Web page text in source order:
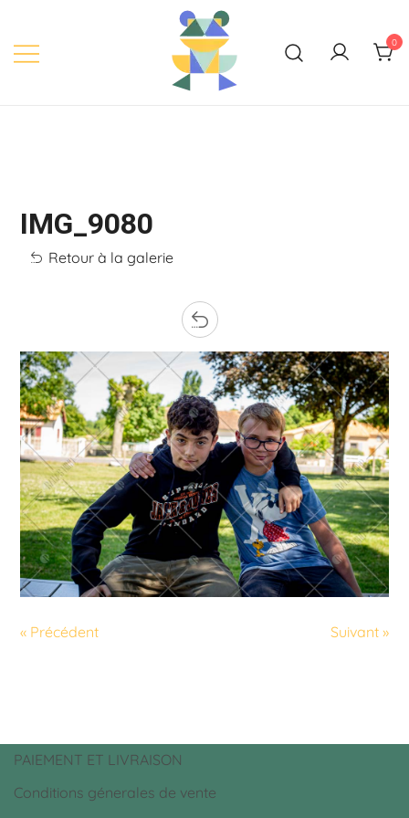
content
0
IMG_9080
Retour à la galerie
« Précédent Suivant »
PAIEMENT ET LIVRAISON
Conditions génerales de vente